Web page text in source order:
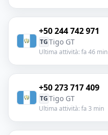
+50 244 742 971
TGTigo GT
Ultima attività: fa 46 min
+50 273 717 409
TGTigo GT
Ultima attività: fa 3 min